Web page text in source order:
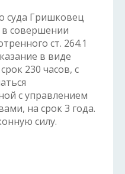
суда Гришковец
совершении
ст. 264.1
в виде
230 часов, с
с управлением
на срок 3 года.
силу.